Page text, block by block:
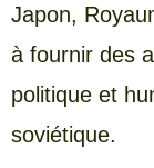
Japon,
à fournir des
politique et
soviétique.